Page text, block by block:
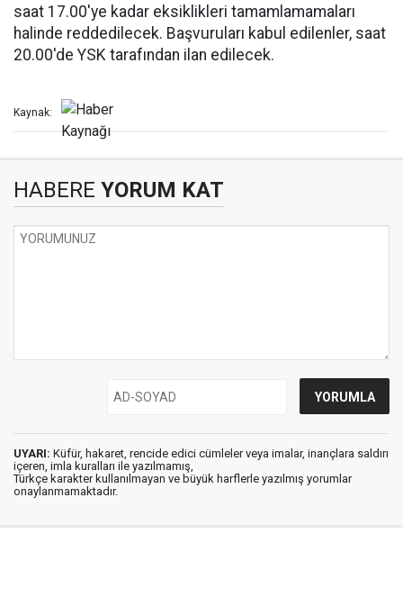
saat 17.00'ye kadar eksiklikleri tamamlamamaları
halinde reddedilecek. Başvuruları kabul edilenler, saat
20.00'de YSK tarafından ilan edilecek.
Kaynak:
HABERE YORUM KAT
UYARI: Küfür, hakaret, rencide edici cümleler veya imalar, inançlara saldırı
içeren, imla kuralları ile yazılmamış,
Türkçe karakter kullanılmayan ve büyük harflerle yazılmış yorumlar
onaylanmamaktadır.